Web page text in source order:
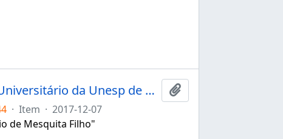
Ata da 244ª sessão ordinária do Conselho Universitário da Unesp de 07/12/2017
Adicionar a área de
· Item · 2017-12-07
de Mesquita Filho"